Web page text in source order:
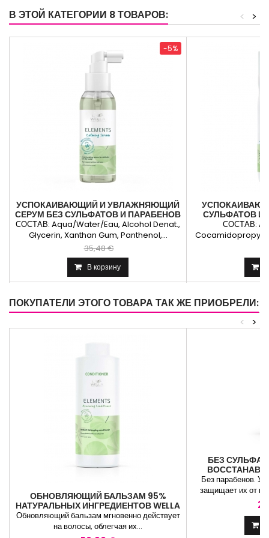
2-3 минуты. Тщательно смыть.Легкая
кремовая консистенция.
В ЭТОЙ КАТЕГОРИИ 8 ТОВАРОВ: >
<
УСПОКАИВАЮЩИЙ И УВЛАЖНЯЮЩИЙ
СЕРУМ БЕЗ СУЛЬФАТОВ И ПАРАБЕНОВ
WELLA ELEMENTS...
СОСТАВ: Aqua/Water/Eau, Alcohol Denat.,
Glycerin, Xanthan Gum, Panthenol,...
35,48 €
-5%
В корзину
СУЛЬФАТОВ И
ELEMENTS
СОСТАВ:
Cocamidopropyl
ПОКУПАТЕЛИ ЭТОГО ТОВАРА ТАК ЖЕ ПРИОБРЕЛИ:
>
<
ОБНОВЛЯЮЩИЙ БАЛЬЗАМ 95%
НАТУРАЛЬНЫХ ИНГРЕДИЕНТОВ WELLA
ELEMENTS RENEWING...
Обновляющий бальзам мгновенно действует
на волосы, облегчая их...
БЕЗ
БАЛЬЗАМ
Без парабенов.
защищает их от